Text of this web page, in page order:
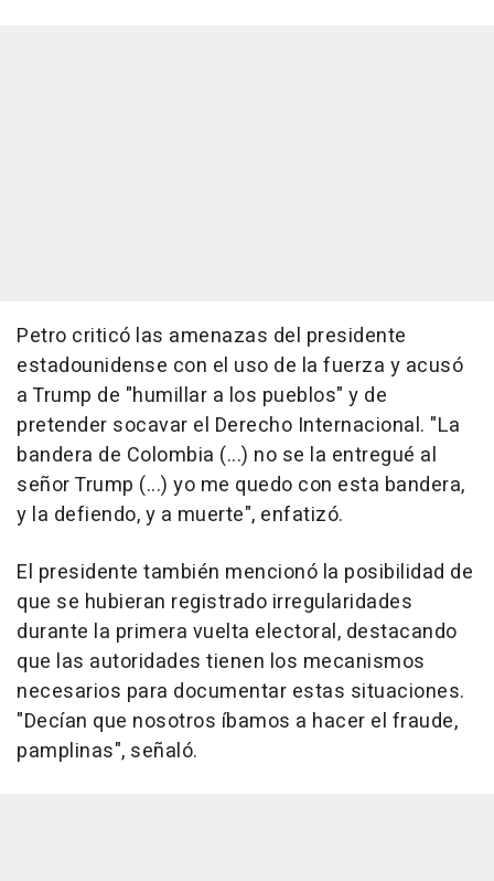
Petro criticó las amenazas del presidente
estadounidense con el uso de la fuerza y acusó
a Trump de "humillar a los pueblos" y de
pretender socavar el Derecho Internacional. "La
bandera de Colombia (...) no se la entregué al
señor Trump (...) yo me quedo con esta bandera,
y la defiendo, y a muerte", enfatizó.
El presidente también mencionó la posibilidad de
que se hubieran registrado irregularidades
durante la primera vuelta electoral, destacando
que las autoridades tienen los mecanismos
necesarios para documentar estas situaciones.
"Decían que nosotros íbamos a hacer el fraude,
pamplinas", señaló.